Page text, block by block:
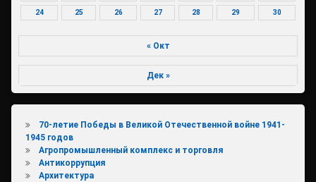
24 25 26 27 28 29 30
« Окт
Дек »
70-летие Победы в Великой Отечественной войне 1941-
1945 годов
Агропромышленный комплекс и торговля
Антикоррупция
Архитектура